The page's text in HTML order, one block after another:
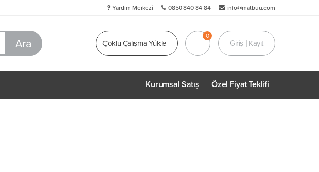
info@matbuu.com
0850 840 84 84
Yardım Merkezi
Çoklu Çalışma Yükle Giriş | Kayıt
Kurumsal Satış Özel Fiyat Teklifi